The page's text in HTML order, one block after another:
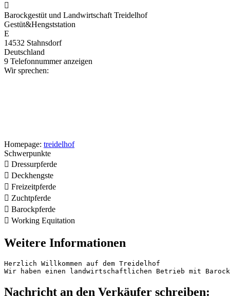

Barockgestüt und Landwirtschaft Treidelhof
Gestüt&Hengststation
E
14532 Stahnsdorf
Deutschland
9 Telefonnummer anzeigen
Wir sprechen:
Homepage: treidelhof
Schwerpunkte
 Dressurpferde
 Deckhengste
 Freizeitpferde
 Zuchtpferde
 Barockpferde
 Working Equitation
Weitere Informationen
Herzlich Willkommen auf dem Treidelhof
Wir haben einen landwirtschaftlichen Betrieb mit
Nachricht an den Verkäufer schreiben: